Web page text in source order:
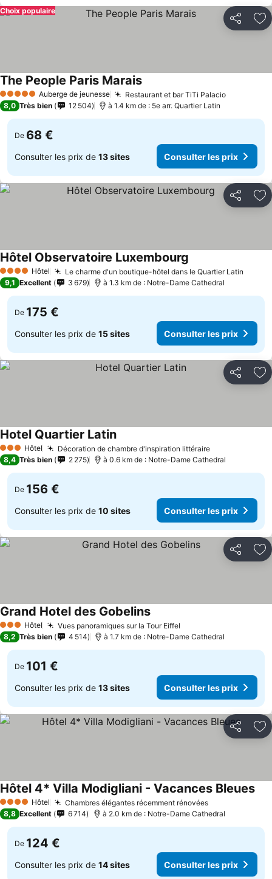
Partager
Choix populaire
5 Étoiles Auberge de jeunesse Restaurant et bar TiTi Palacio
The People Paris Marais
8,0 Très bien 12 504 à 1.4 km de : 5e arr. Quartier Latin
De 68 €
Consulter les prix de 13 sites Consulter les prix
Partager
4 Étoiles Hôtel Le charme d'un boutique-hôtel dans le Quartier Latin
Hôtel Observatoire Luxembourg
9,1 Excellent 3 679 à 1.3 km de : Notre-Dame Cathedral
De 175 €
Consulter les prix de 15 sites Consulter les prix
Partager
3 ÉtoilesHôtel Décoration de chambre d'inspiration littéraire
Hotel Quartier Latin
8,4 Très bien 2 275 à 0.6 km de : Notre-Dame Cathedral
De 156 €
Consulter les prix de 10 sites Consulter les prix
Partager
3 ÉtoilesHôtel Vues panoramiques sur la Tour Eiffel
Grand Hotel des Gobelins
8,2 Très bien 4 514 à 1.7 km de : Notre-Dame Cathedral
De 101 €
Consulter les prix de 13 sites Consulter les prix
Partager
4 Étoiles Hôtel Chambres élégantes récemment rénovées
Hôtel 4* Villa Modigliani - Vacances Bleues
8,8 Excellent 6 714 à 2.0 km de : Notre-Dame Cathedral
De 124 €
Consulter les prix de 14 sites Consulter les prix